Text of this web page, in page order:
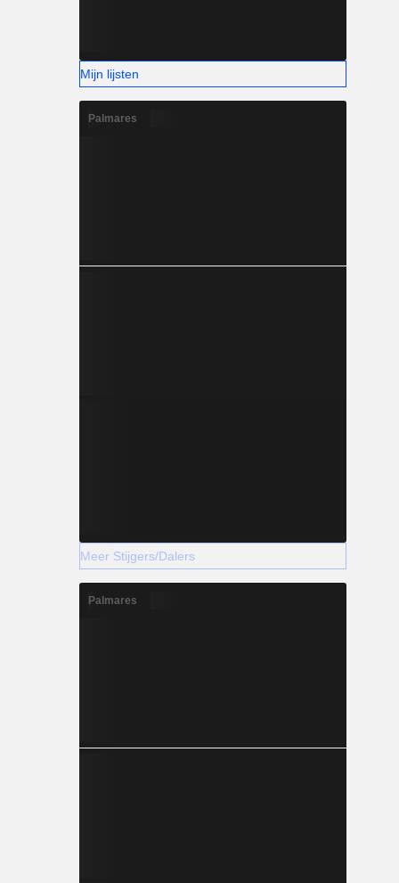
Mijn lijsten
Palmares
Meer Stijgers/Dalers
Palmares